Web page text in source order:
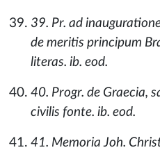
39. Pr. ad
de meritis principum
literas. ib. eod.
40. Progr. de Graecia,
civilis fonte. ib. eod.
41. Memoria Joh.